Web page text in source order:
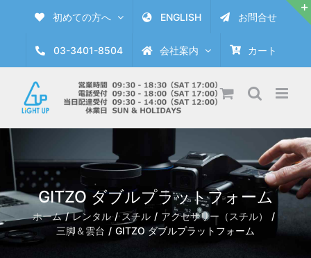
初めての方へ ENGLISH お問合せ
03-3401-8504 会社案内 カート
GITZO ダブルプラットフォーム
ホーム レンタル スチル
アクセサリー（スチル）
三脚＆雲台
GITZO ダブルプラットフォーム